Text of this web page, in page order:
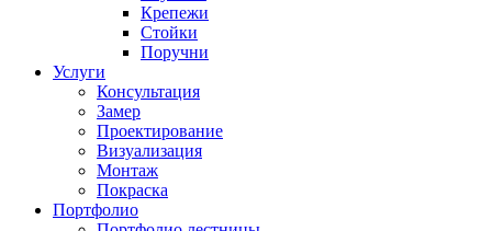
Крепежи
Стойки
Поручни
Услуги
Консультация
Замер
Проектирование
Визуализация
Монтаж
Покраска
Портфолио